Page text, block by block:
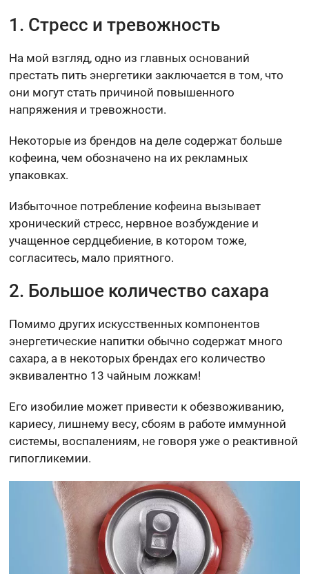
1. Стресс и тревожность
На мой взгляд, одно из главных оснований
престать пить энергетики заключается в том, что
они могут стать причиной повышенного
напряжения и тревожности.
Некоторые из брендов на деле содержат больше
кофеина, чем обозначено на их рекламных
упаковках.
Избыточное потребление кофеина вызывает
хронический стресс, нервное возбуждение и
учащенное сердцебиение, в котором тоже,
согласитесь, мало приятного.
2. Большое количество сахара
Помимо других искусственных компонентов
энергетические напитки обычно содержат много
сахара, а в некоторых брендах его количество
эквивалентно 13 чайным ложкам!
Его изобилие может привести к обезвоживанию,
кариесу, лишнему весу, сбоям в работе иммунной
системы, воспалениям, не говоря уже о реактивной
гипогликемии.